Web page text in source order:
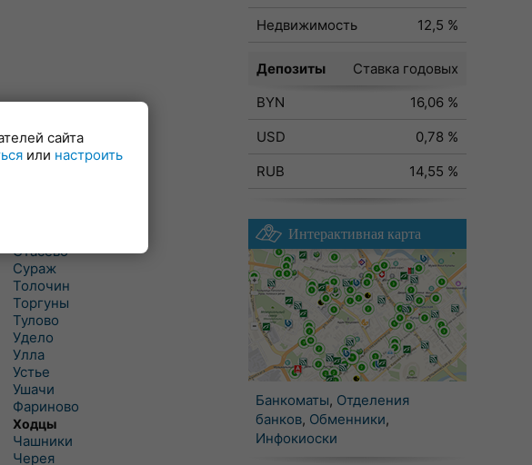
Сенно
Ситцы
Славени
Стасево
Сураж
Толочин
Торгуны
Тулово
Удело
Улла
Устье
Ушачи
Фариново
Ходцы
Чашники
Черея
Недвижимость
12,5 %
Депозиты
Ставка годовых
BYN
16,06 %
USD
0,78 %
RUB
14,55 %
Интерактивная карта
Банкоматы, Отделения
банков, Обменники,
Инфокиоски
сайта
или настроить